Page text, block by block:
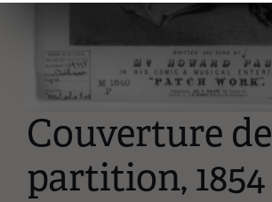
Couverture de
partition, 1854